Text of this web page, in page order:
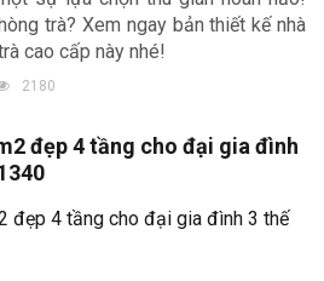
trà? Xem ngay bản thiết kế nhà
cao cấp này nhé!
2180
đẹp 4 tầng cho đại gia đình